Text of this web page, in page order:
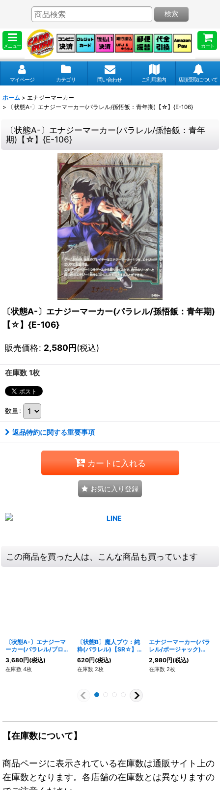
メニュー カート
検索
マイページ カテゴリ 問い合わせ ご利用案内 店頭受取について
ホーム > エナジーマーカー
>
〔状態A-〕エナジーマーカー(パラレル/孫悟飯：青年期)【☆】{E-106}
〔状態A-〕エナジーマーカー(パラレル/孫悟飯：青年
期)【☆】{E-106}
〔状態A-〕エナジーマーカー(パラレル/孫悟飯：青年期)
【☆】{E-106}
販売価格: 2,580円(税込)
在庫数 1枚
数量:
返品特約に関する重要事項
カートに入れる
お気に入り登録
この商品を買った人は、こんな商品も買っています
〔状態A-〕エナジーマ
ーカー(パラレル/ブロリ
ー)【☆】{E-109}
3,680円(税込)
在庫数 4枚
〔状態B〕魔人ブウ：純
粋(パラレル)【SR☆】
{FB04-094}
620円(税込)
在庫数 2枚
エナジーマーカー(パラ
レル/ボージャック)
【☆】{E-146}
2,980円(税込)
在庫数 2枚
【在庫数について】
商品ページに表示されている在庫数は通販サイト上の
在庫数となります。各店舗の在庫数とは異なりますの